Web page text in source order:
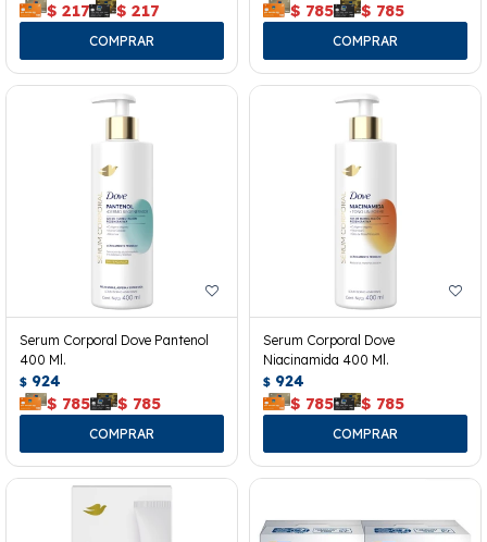
$ 217 $ 217 $ 785 $ 785
Serum Corporal Dove Pantenol
400 Ml.
$ 924
$ 785 $ 785
Serum Corporal Dove
Niacinamida 400 Ml.
$ 924
$ 785 $ 785